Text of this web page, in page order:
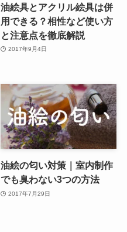
油絵具とアクリル絵具は併
用できる？相性など使い方
と注意点を徹底解説
2017年9月4日
油絵の匂い対策｜室内制作
でも臭わない3つの方法
2017年7月29日